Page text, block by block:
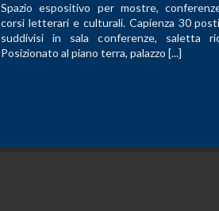
Spazio espositivo per mostre,
corsi letterari e culturali. Capienza 30
suddivisi in sala conferenze, saletta
Posizionato al piano terra, palazzo [...]